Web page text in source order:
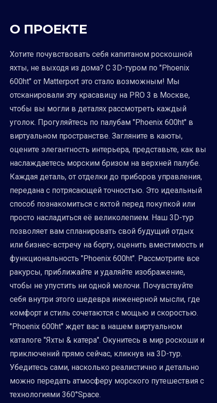
О ПРОЕКТЕ
Хотите почувствовать себя капитаном роскошной
яхты, не выходя из дома? С 3D-туром по "Phoenix
600ht" от Matterport это стало возможным! Мы
отсканировали эту красавицу на PRO 3 в Москве,
чтобы вы могли в деталях рассмотреть каждый
уголок. Прогуляйтесь по палубам "Phoenix 600ht" в
виртуальном пространстве. Загляните в каюты,
оцените элегантность интерьера, представьте, как вы
наслаждаетесь морским бризом на верхней палубе.
Каждая деталь, от отделки до приборов управления,
передана с потрясающей точностью. Это идеальный
способ познакомиться с яхтой перед покупкой или
просто насладиться её великолепием. Наш 3D-тур
позволяет вам спланировать свой будущий отдых
или бизнес-встречу на борту, оценить вместимость и
функциональность "Phoenix 600ht". Рассмотрите все
ракурсы, приближайте и удаляйте изображение,
чтобы не упустить ни одной мелочи. Почувствуйте
себя внутри этого шедевра инженерной мысли, где
комфорт и стиль сочетаются с мощью и скоростью.
"Phoenix 600ht" ждет вас в нашем виртуальном
каталоге "Яхты & катера". Окунитесь в мир роскоши и
приключений прямо сейчас, кликнув на 3D-тур.
Убедитесь сами, насколько реалистично и детально
можно передать атмосферу морского путешествия с
технологиями 360°Space.